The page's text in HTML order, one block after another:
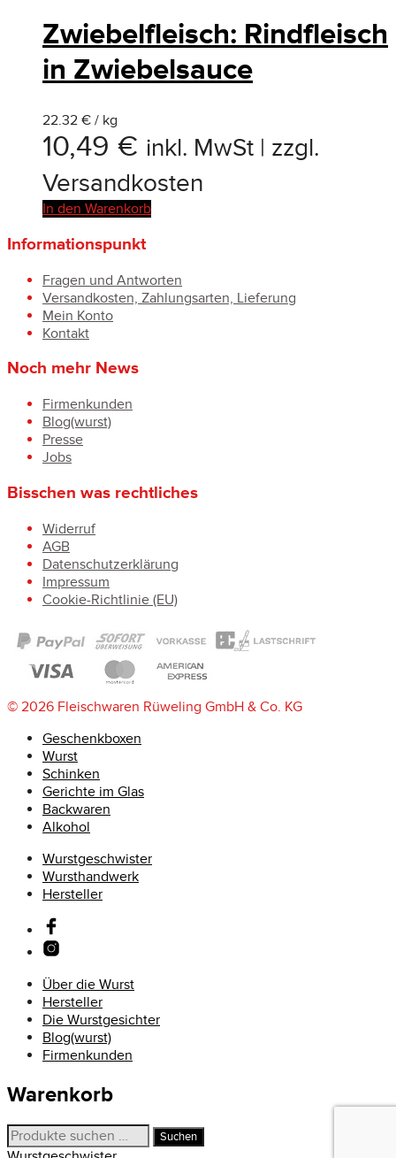
Zwiebelfleisch: Rindfleisch
in Zwiebelsauce
22.32 € / kg
10,49 € inkl. MwSt | zzgl.
Versandkosten
In den Warenkorb
Informationspunkt
Fragen und Antworten
Versandkosten, Zahlungsarten, Lieferung
Mein Konto
Kontakt
Noch mehr News
Firmenkunden
Blog(wurst)
Presse
Jobs
Bisschen was rechtliches
Widerruf
AGB
Datenschutzerklärung
Impressum
Cookie-Richtlinie (EU)
© 2026 Fleischwaren Rüweling GmbH & Co. KG
Geschenkboxen
Wurst
Schinken
Gerichte im Glas
Backwaren
Alkohol
Wurstgeschwister
Wursthandwerk
Hersteller
Über die Wurst
Hersteller
Die Wurstgesichter
Blog(wurst)
Firmenkunden
Warenkorb
Suchen
nach:
Suchen